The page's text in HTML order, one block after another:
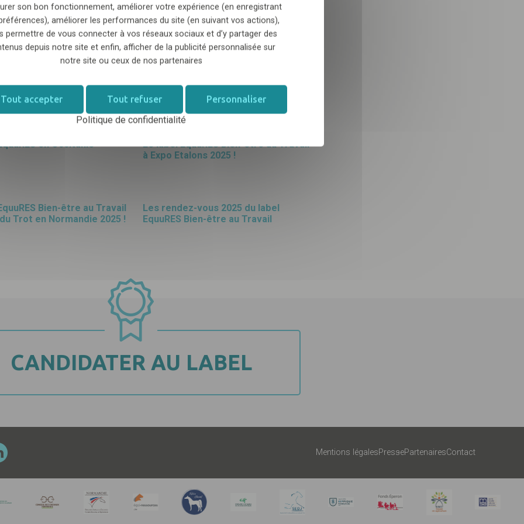
Écuries Diane et des
Lisors
13
MARS25
ÉQUI-PERF 2025 : le Bien-être au cœur
de la performance
21
MARS
en Occitanie 24
JANV25
Le label EquuRES Bien-être au Travail
à Expo Etalons 2025 !
Bien-être au Travail
Trot en Normandie 2025 !
15
JANV25
Les rendez-vous 2025 du label
EquuRES Bien-être au Travail
CANDIDATER AU LABEL
Mentions légalesPressePartenairesContact
son bon fonctionnement, améliorer votre expérience (en enregistrant
améliorer les performances du site (en suivant vos actions),
permettre de vous connecter à vos réseaux sociaux et d’y partager des
depuis notre site et enfin, afficher de la publicité personnalisée sur
notre site ou ceux de nos partenaires
Tout accepter Tout refuser Personnaliser
Politique de confidentialité